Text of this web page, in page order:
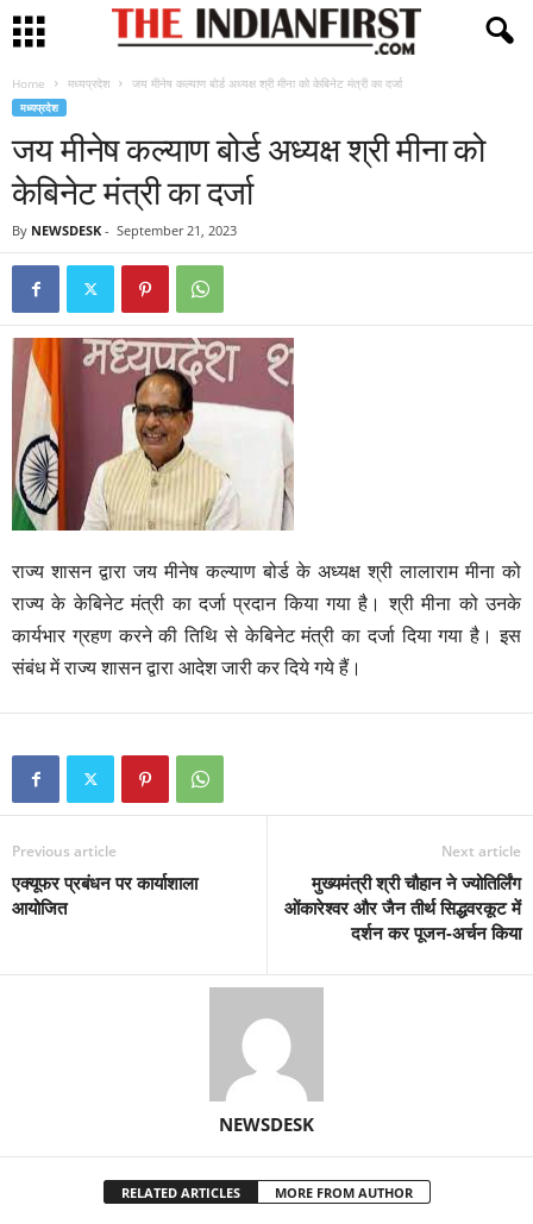
Home मध्यप्रदेश जय मीनेष कल्याण बोर्ड अध्यक्ष श्री मीना को केबिनेट मंत्री का दर्जा
मध्यप्रदेश
जय मीनेष कल्याण बोर्ड अध्यक्ष श्री मीना को
केबिनेट मंत्री का दर्जा
By NEWSDESK - September 21, 2023
राज्य शासन द्वारा जय मीनेष कल्याण बोर्ड के अध्यक्ष श्री लालाराम मीना को
राज्य के केबिनेट मंत्री का दर्जा प्रदान किया गया है। श्री मीना को उनके
कार्यभार ग्रहण करने की तिथि से केबिनेट मंत्री का दर्जा दिया गया है। इस
संबंध में राज्य शासन द्वारा आदेश जारी कर दिये गये हैं।
Previous article
एक्यूफर प्रबंधन पर कार्याशाला
आयोजित
Next article
मुख्यमंत्री श्री चौहान ने ज्योतिर्लिंग
ओंकारेश्वर और जैन तीर्थ सिद्धवरकूट में
दर्शन कर पूजन-अर्चन किया
NEWSDESK
RELATED ARTICLES MORE FROM AUTHOR